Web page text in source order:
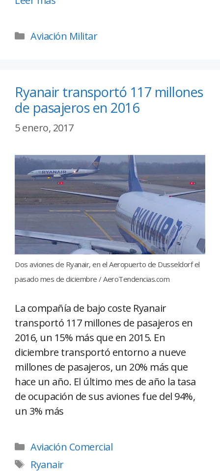
Aviación Militar
Ryanair transportó 117 millones
de pasajeros en 2016
5 enero, 2017
Dos aviones de Ryanair, en el Aeropuerto de Dusseldorf el
pasado mes de diciembre / AeroTendencias.com
La compañía de bajo coste Ryanair
transportó 117 millones de pasajeros en
2016, un 15% más que en 2015. En
diciembre transportó entorno a nueve
millones de pasajeros, un 20% más que
hace un año. El último mes de año la tasa
de ocupación de sus aviones fue del 94%,
un 3% más
Aviación Comercial
Ryanair